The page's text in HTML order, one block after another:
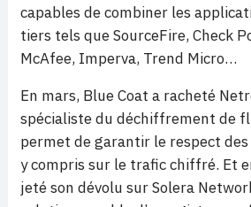
capables de combiner les
tiers tels que SourceFire, Check
McAfee, Imperva, Trend Micro…
En mars, Blue Coat a racheté
spécialiste du déchiffrement de
permet de garantir le respect
y compris sur le trafic chiffré. Et
jeté son dévolu sur Solera